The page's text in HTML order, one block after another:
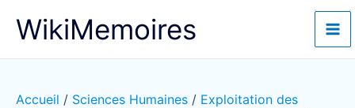
WikiMemoires
Accueil / Sciences Humaines / Exploitation des